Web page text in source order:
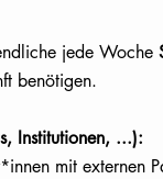
jede Woche
benötigen.
Institutionen, ...):
mit externen